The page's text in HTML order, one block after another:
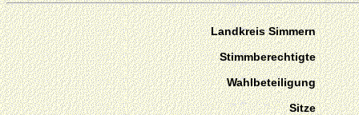
Landkreis Simmern
Stimmberechtigte
Wahlbeteiligung
Sitze